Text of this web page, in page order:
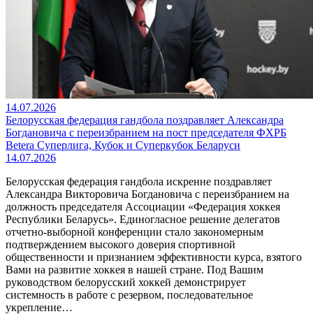
14.07.2026
Белорусская федерация гандбола поздравляет Александра
Богдановича с переизбранием на пост председателя ФХРБ
Betera Суперлига, Кубок и Суперкубок Беларуси
14.07.2026
Белорусская федерация гандбола искренне поздравляет
Александра Викторовича Богдановича с переизбранием на
должность председателя Ассоциации «Федерация хоккея
Республики Беларусь». Единогласное решение делегатов
отчетно-выборной конференции стало закономерным
подтверждением высокого доверия спортивной
общественности и признанием эффективности курса, взятого
Вами на развитие хоккея в нашей стране. Под Вашим
руководством белорусский хоккей демонстрирует
системность в работе с резервом, последовательное
укрепление…